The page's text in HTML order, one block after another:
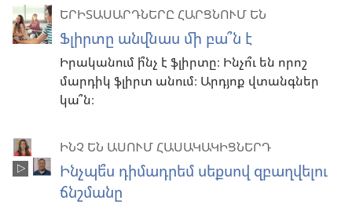
ԵՐԻՏԱՍԱՐԴՆԵՐԸ ՀԱՐՑՆՈՒՄ ԵՆ
Ֆլիրտը անվնաս մի բա՞ն է
Իրականում ի՞նչ է ֆլիրտը։ Ինչո՞ւ են որոշ
մարդիկ ֆլիրտ անում։ Արդյոք վտանգներ
կա՞ն։
ԻՆՉ ԵՆ ԱՍՈՒՄ ՀԱՍԱԿԱԿԻՑՆԵՐԴ
Ինչպե՞ս դիմադրեմ սեքսով զբաղվելու
ճնշմանը